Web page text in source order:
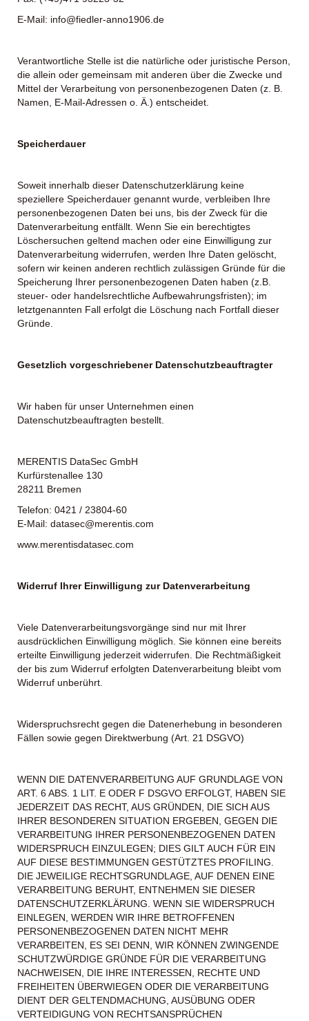
E-Mail: info@fiedler-anno1906.de
Verantwortliche Stelle ist die natürliche oder juristische Person,
die allein oder gemeinsam mit anderen über die Zwecke und
Mittel der Verarbeitung von personenbezogenen Daten (z. B.
Namen, E-Mail-Adressen o. Ä.) entscheidet.
Speicherdauer
Soweit innerhalb dieser Datenschutzerklärung keine
speziellere Speicherdauer genannt wurde, verbleiben Ihre
personenbezogenen Daten bei uns, bis der Zweck für die
Datenverarbeitung entfällt. Wenn Sie ein berechtigtes
Löschersuchen geltend machen oder eine Einwilligung zur
Datenverarbeitung widerrufen, werden Ihre Daten gelöscht,
sofern wir keinen anderen rechtlich zulässigen Gründe für die
Speicherung Ihrer personenbezogenen Daten haben (z.B.
steuer- oder handelsrechtliche Aufbewahrungsfristen); im
letztgenannten Fall erfolgt die Löschung nach Fortfall dieser
Gründe.
Gesetzlich vorgeschriebener Datenschutzbeauftragter
Wir haben für unser Unternehmen einen
Datenschutzbeauftragten bestellt.
MERENTIS DataSec GmbH
Kurfürstenallee 130
28211 Bremen
Telefon: 0421 / 23804-60
E-Mail: datasec@merentis.com
www.merentisdatasec.com
Widerruf Ihrer Einwilligung zur Datenverarbeitung
Viele Datenverarbeitungsvorgänge sind nur mit Ihrer
ausdrücklichen Einwilligung möglich. Sie können eine bereits
erteilte Einwilligung jederzeit widerrufen. Die Rechtmäßigkeit
der bis zum Widerruf erfolgten Datenverarbeitung bleibt vom
Widerruf unberührt.
Widerspruchsrecht gegen die Datenerhebung in besonderen
Fällen sowie gegen Direktwerbung (Art. 21 DSGVO)
WENN DIE DATENVERARBEITUNG AUF GRUNDLAGE VON
ART. 6 ABS. 1 LIT. E ODER F DSGVO ERFOLGT, HABEN SIE
JEDERZEIT DAS RECHT, AUS GRÜNDEN, DIE SICH AUS
IHRER BESONDEREN SITUATION ERGEBEN, GEGEN DIE
VERARBEITUNG IHRER PERSONENBEZOGENEN DATEN
WIDERSPRUCH EINZULEGEN; DIES GILT AUCH FÜR EIN
AUF DIESE BESTIMMUNGEN GESTÜTZTES PROFILING.
DIE JEWEILIGE RECHTSGRUNDLAGE, AUF DENEN EINE
VERARBEITUNG BERUHT, ENTNEHMEN SIE DIESER
DATENSCHUTZERKLÄRUNG. WENN SIE WIDERSPRUCH
EINLEGEN, WERDEN WIR IHRE BETROFFENEN
PERSONENBEZOGENEN DATEN NICHT MEHR
VERARBEITEN, ES SEI DENN, WIR KÖNNEN ZWINGENDE
SCHUTZWÜRDIGE GRÜNDE FÜR DIE VERARBEITUNG
NACHWEISEN, DIE IHRE INTERESSEN, RECHTE UND
FREIHEITEN ÜBERWIEGEN ODER DIE VERARBEITUNG
DIENT DER GELTENDMACHUNG, AUSÜBUNG ODER
VERTEIDIGUNG VON RECHTSANSPRÜCHEN